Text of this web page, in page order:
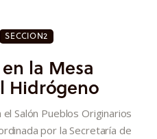
SECCION2
la Mesa
Hidrógeno
Salón Pueblos Originarios
por la Secretaría de